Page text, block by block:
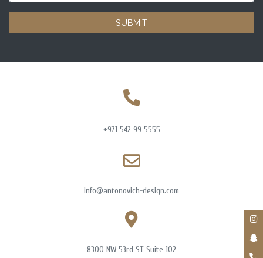
SUBMIT
+971 542 99 5555
info@antonovich-design.com
8300 NW 53rd ST Suite 102